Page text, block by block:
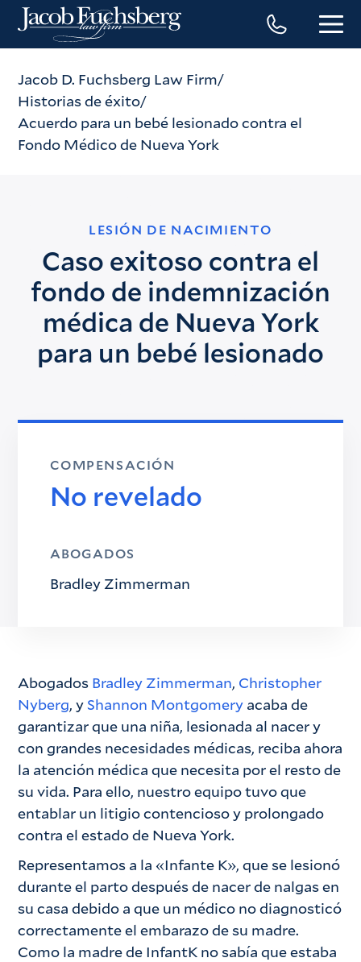
Jacob D. Fuchsberg Law Firm
Historias de éxito
Acuerdo para un bebé lesionado contra el
Fondo Médico de Nueva York
LESIÓN DE NACIMIENTO
Caso exitoso contra el
fondo de indemnización
médica de Nueva York
para un bebé lesionado
COMPENSACIÓN
No revelado
ABOGADOS
Bradley Zimmerman
Abogados Bradley Zimmerman, Christopher
Nyberg, yShannon Montgomery acaba de
garantizar que una niña, lesionada al nacer y
con grandes necesidades médicas, reciba ahora
la atención médica que necesita por el resto de
su vida. Para ello, nuestro equipo tuvo que
entablar un litigio contencioso y prolongado
contra el estado de Nueva York.
Representamos a la «Infante K», que se lesionó
durante el parto después de nacer de nalgas en
su casa debido a que un médico no diagnosticó
correctamente el embarazo de su madre.
Como la madre de InfantK no sabía que estaba